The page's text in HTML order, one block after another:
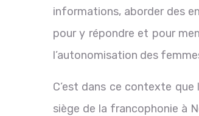
informations, aborder des
pour y répondre et pour
l’autonomisation des
C’est dans ce contexte que
siège de la francophonie à